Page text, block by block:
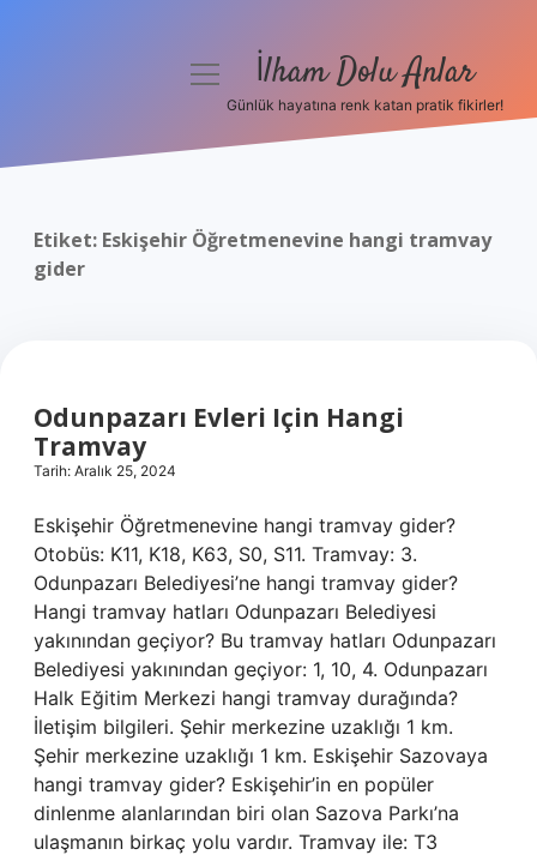
Yasal Uyarı
menüyü İlham Dolu Anlar
Günlük hayatına renk katan pratik fikirler!
Etiket: Eskişehir Öğretmenevine hangi tramvay
gider
Odunpazarı Evleri Için Hangi
Tramvay
Tarih: Aralık 25, 2024
Eskişehir Öğretmenevine hangi tramvay gider?
Otobüs: K11, K18, K63, S0, S11. Tramvay: 3.
Odunpazarı Belediyesi’ne hangi tramvay gider?
Hangi tramvay hatları Odunpazarı Belediyesi
yakınından geçiyor? Bu tramvay hatları Odunpazarı
Belediyesi yakınından geçiyor: 1, 10, 4. Odunpazarı
Halk Eğitim Merkezi hangi tramvay durağında?
İletişim bilgileri. Şehir merkezine uzaklığı 1 km.
Şehir merkezine uzaklığı 1 km. Eskişehir Sazovaya
hangi tramvay gider? Eskişehir’in en popüler
dinlenme alanlarından biri olan Sazova Parkı’na
ulaşmanın birkaç yolu vardır. Tramvay ile: T3